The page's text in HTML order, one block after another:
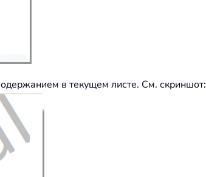
в текущем листе. См. скриншот: